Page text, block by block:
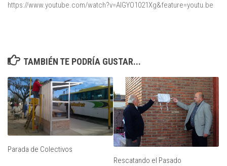
https://www.youtube.com/watch?v=AIGYO1021Xg&feature=youtu.be
TAMBIÉN TE PODRÍA GUSTAR...
Parada de Colectivos
Rescatando el Pasado